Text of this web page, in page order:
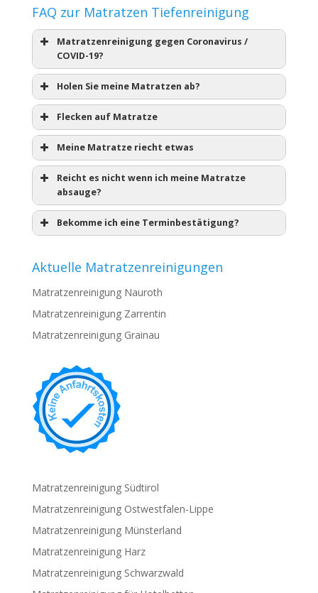
FAQ zur Matratzen Tiefenreinigung
Matratzenreinigung gegen Coronavirus /
COVID-19?
Holen Sie meine Matratzen ab?
Flecken auf Matratze
Meine Matratze riecht etwas
Reicht es nicht wenn ich meine Matratze
absauge?
Bekomme ich eine Terminbestätigung?
Aktuelle Matratzenreinigungen
Matratzenreinigung Nauroth
Matratzenreinigung Zarrentin
Matratzenreinigung Grainau
Matratzenreinigung Südtirol
Matratzenreinigung Ostwestfalen-Lippe
Matratzenreinigung Münsterland
Matratzenreinigung Harz
Matratzenreinigung Schwarzwald